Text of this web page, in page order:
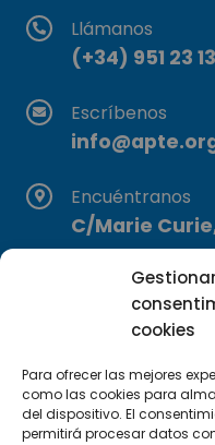
cookies
Para ofrecer las mejores
como las cookies para
del dispositivo. El
permitirá procesar datos
Llámanos
(+34) 951 23
Escríbenos
Encuéntranos
C/Marie
29590
Suscríbete